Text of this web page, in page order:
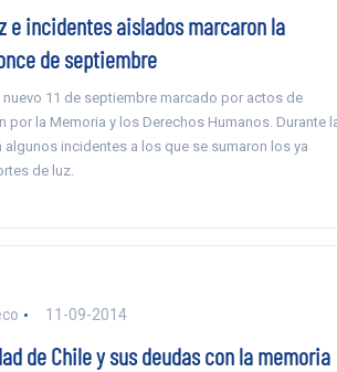
e incidentes aislados marcaron la
de septiembre
nuevo 11 de septiembre marcado por actos de
por la Memoria y los Derechos Humanos. Durante
algunos incidentes a los que se sumaron los ya
de luz.
11-09-2014
de Chile y sus deudas con la memoria